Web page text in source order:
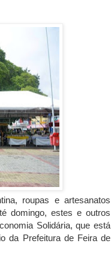
roupas e artesanatos
domingo, estes e outros
Solidária, que está
da Prefeitura de Feira de